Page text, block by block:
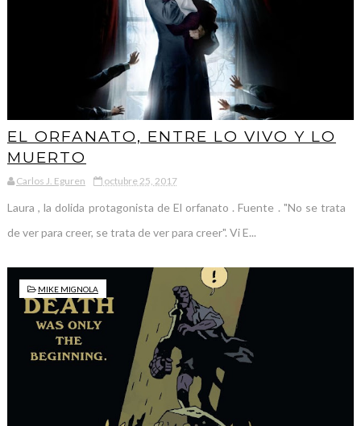
EL ORFANATO, ENTRE LO VIVO Y LO
MUERTO
Carlos J. Eguren octubre 25, 2017
Laura , la dolida protagonista de El orfanato . Fuente . "No se trata
de ver para creer, se trata de ver para creer". Vi E...
MIKE MIGNOLA